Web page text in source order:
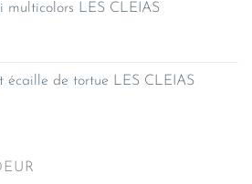
35,00€
multicolors LES CLEIAS
écaille de tortue LES CLEIAS